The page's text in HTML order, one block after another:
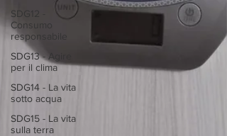
SDG12 -
Consumo
responsabile
SDG13 - Agire
per il clima
SDG14 - La vita
sotto acqua
SDG15 - La vita
sulla terra